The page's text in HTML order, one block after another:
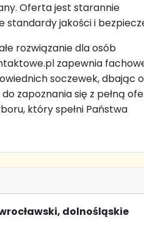
Oferta jest starannie
standardy jakości i
rozwiązanie dla osób
zapewnia
soczewek, dbając o
zapoznania się z pełną
który spełni Państwa
dolnośląskie